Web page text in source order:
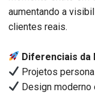
aumentando a
clientes reais.
Diferenciais da
Projetos
Design